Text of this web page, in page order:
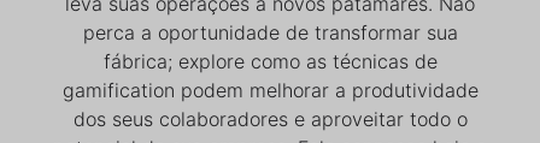
perca a oportunidade de transformar sua
fábrica; explore como as técnicas de
gamification podem melhorar a produtividade
dos seus colaboradores e aproveitar todo o